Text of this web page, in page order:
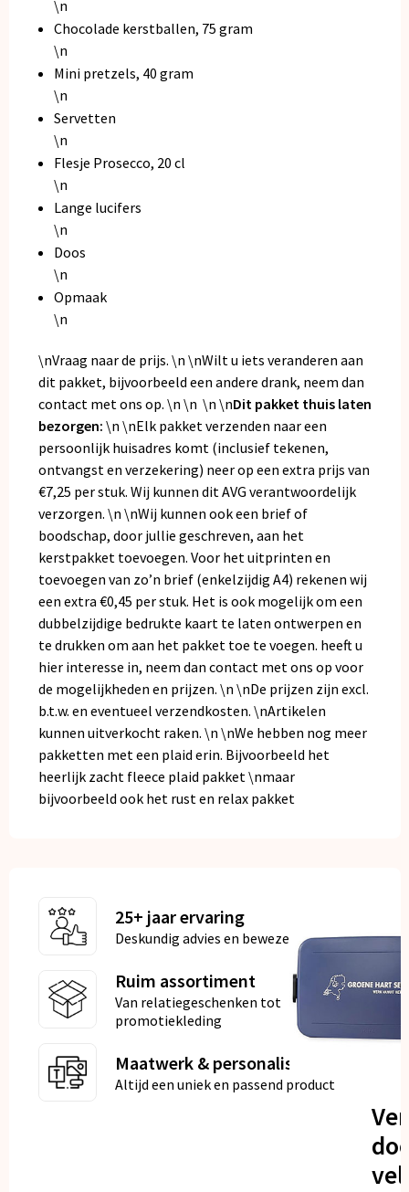
\n
Chocolade kerstballen, 75 gram
\n
Mini pretzels, 40 gram
\n
Servetten
\n
Flesje Prosecco, 20 cl
\n
Lange lucifers
\n
Doos
\n
Opmaak
\n
\nVraag naar de prijs. \n \nWilt u iets veranderen aan
dit pakket, bijvoorbeeld een andere drank, neem dan
contact met ons op. \n \n \n \nDit pakket thuis laten
bezorgen: \n \nElk pakket verzenden naar een
persoonlijk huisadres komt (inclusief tekenen,
ontvangst en verzekering) neer op een extra prijs van
€7,25 per stuk. Wij kunnen dit AVG verantwoordelijk
verzorgen. \n \nWij kunnen ook een brief of
boodschap, door jullie geschreven, aan het
kerstpakket toevoegen. Voor het uitprinten en
toevoegen van zo’n brief (enkelzijdig A4) rekenen wij
een extra €0,45 per stuk. Het is ook mogelijk om een
dubbelzijdige bedrukte kaart te laten ontwerpen en
te drukken om aan het pakket toe te voegen. heeft u
hier interesse in, neem dan contactmet ons op voor
de mogelijkheden en prijzen. \n \nDe prijzen zijn excl.
b.t.w. en eventueel verzendkosten. \nArtikelen
kunnen uitverkocht raken. \n \nWe hebben nog meer
pakketten met een plaid erin. Bijvoorbeeld het
heerlijk zacht fleece plaid pakket\nmaar
bijvoorbeeld ook hetrust en relax pakket
25+ jaar ervaring
Deskundig advies en bewezen kwaliteit
Ruim assortiment
Van relatiegeschenken tot
promotiekleding
Maatwerk & personalisatie
Altijd een uniek en passend product